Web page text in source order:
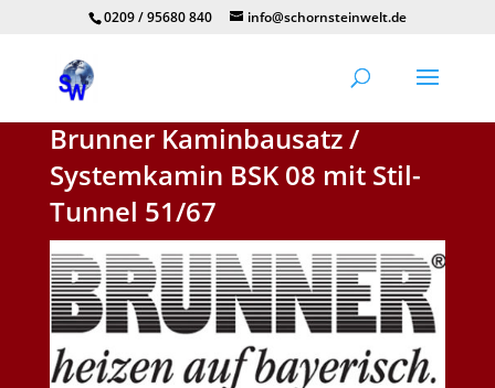
0209 / 95680 840 info@schornsteinwelt.de
Brunner Kaminbausatz /
Systemkamin BSK 08 mit Stil-
Tunnel 51/67